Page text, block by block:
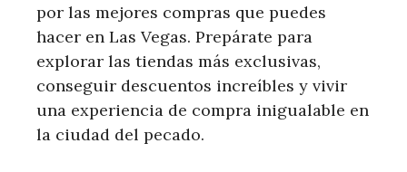
por las mejores compras que puedes
hacer en Las Vegas. Prepárate para
explorar las tiendas más exclusivas,
conseguir descuentos increíbles y vivir
una experiencia de compra inigualable en
la ciudad del pecado.